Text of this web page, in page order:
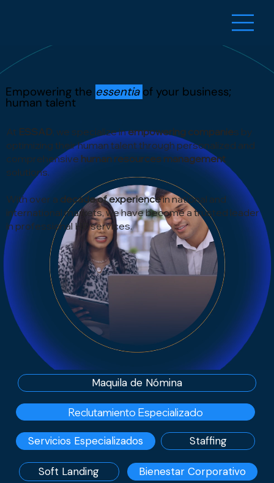
Empowering the essentia of your business;
human talent
At ESSAD, we specialize inempowering companies by
optimizing their human talent through personalized and
comprehensivehuman resources management
solutions.
With over a decade of experiencein national and
international markets, we have become a trusted leader
in professional HR services.
Maquila de Nómina
Reclutamiento Especializado
Servicios Especializados Staffing
Soft Landing Bienestar Corporativo